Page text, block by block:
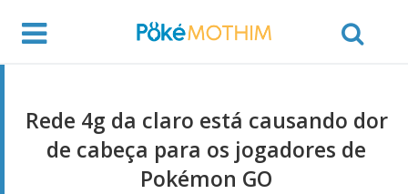
Rede 4g da claro está causando dor
de cabeça para os jogadores de
Pokémon GO